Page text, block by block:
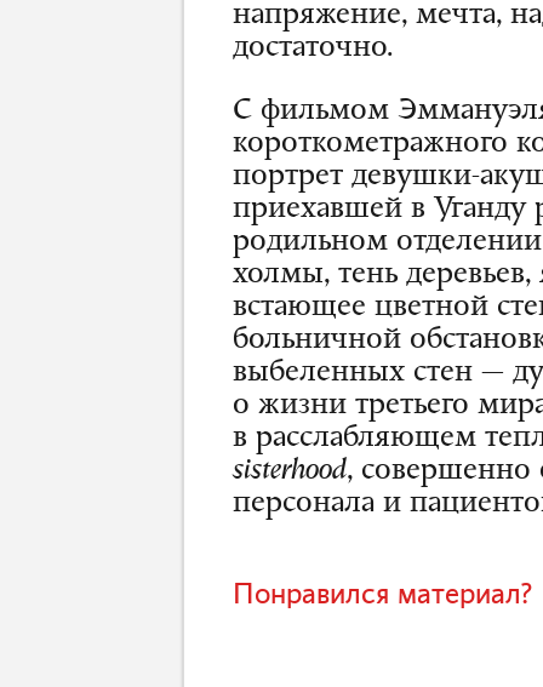
напряжение, мечта,
достаточно.
С фильмом Эммануэля
короткометражного
портрет девушки-
приехавшей в Уганду
родильном
холмы, тень деревьев,
встающее цветной
больничной
выбеленных стен —
о жизни третьего
в расслабляющем
sisterhood, совершенно
персонала и
Понравился